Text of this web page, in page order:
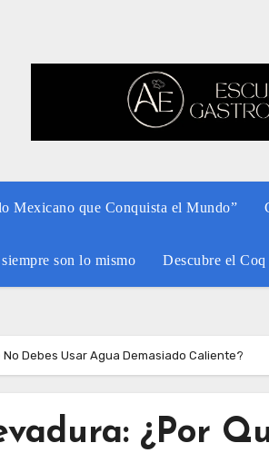
Mexicano que Conquista el Mundo”
son lo mismo Descubre el
Debes Usar Agua Demasiado Caliente?
¿Por